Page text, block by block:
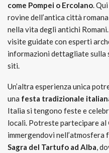
come Pompei o Ercolano.
rovine dell’antica città
nella vita degli antichi
visite guidate con esperti
informazioni dettagliate sulla
siti.
Un’altra esperienza unica
una festa tradizionale
Italia si tengono feste e
locali. Potreste partecipare al
immergendovi
Sagra del Tartufo ad Alba,